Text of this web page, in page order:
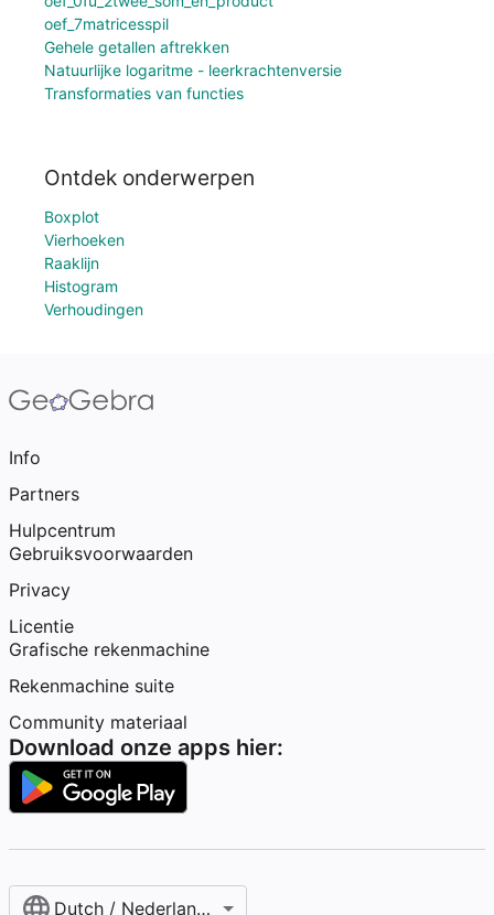
oef_7matricesspil
Gehele getallen aftrekken
Natuurlijke logaritme - leerkrachtenversie
Transformaties van functies
Ontdek onderwerpen
Boxplot
Vierhoeken
Raaklijn
Histogram
Verhoudingen
Info
Partners
Hulpcentrum
Gebruiksvoorwaarden
Privacy
Licentie
Grafische rekenmachine
Rekenmachine suite
Community materiaal
Download onze apps hier:
Dutch / Nederlands‎ (België)‎